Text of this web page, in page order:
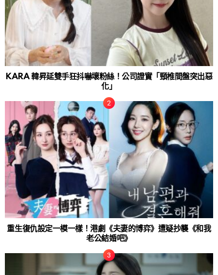
KARA 韓昇延雙手狂抖嚇壞粉絲！公司證實「頸椎間盤突出惡
化」
重生復仇設定一模一樣！港劇《夫妻的博弈》遭疑抄襲《和我
老公結婚吧》